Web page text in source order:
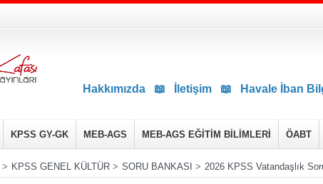
Hakkımızda 📖 İletişim 📖 Havale İban
KPSS GY-GK MEB-AGS MEB-AGS EĞİTİM BİLİMLERİ ÖABT
> KPSS GENEL KÜLTÜR > SORU BANKASI > 2026 KPSS Vatandaşlık